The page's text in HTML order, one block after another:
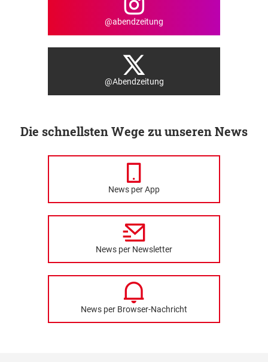
@abendzeitung
@Abendzeitung
Die schnellsten Wege zu unseren News
News per App
News per Newsletter
News per Browser-Nachricht